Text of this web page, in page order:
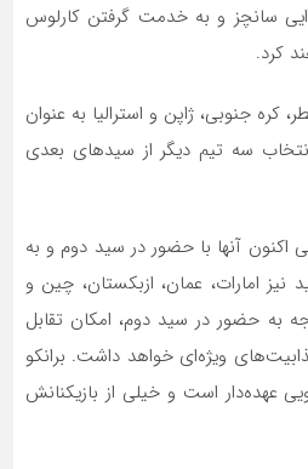
سانچز و به خدمت گرفتن کارلوس
کرد.
کره جنوبی، ژاپن و استرالیا به عنوان
سه تیم دیگر از سیدهای بعدی
آنها با حضور در سید دوم و به
سید نیز امارات، عمان، ازبکستان، چین و
به حضور در سید دوم، امکان تقابل
ویژه‌ای خواهد داشت. برانکو
عهده‌دار است و خیلی از بازیکنانش